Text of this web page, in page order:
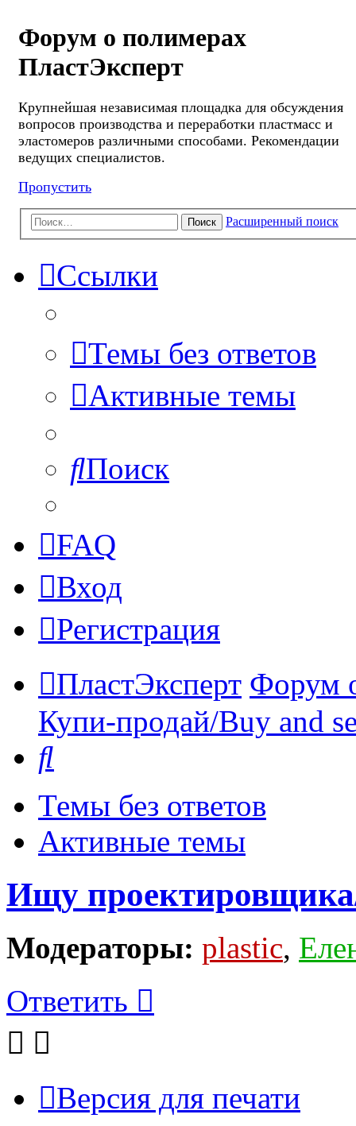
Форум о полимерах
ПластЭксперт
Крупнейшая независимая площадка для обсуждения
вопросов производства и переработки пластмасс и
эластомеров различными способами. Рекомендации
ведущих специалистов.
Пропустить
Поиск Расширенный поиск
Ссылки
Темы без ответов
Активные темы
Поиск
FAQ
Вход
Регистрация
ПластЭксперт Форум
Купи-продай/Buy and
Темы без ответов
Активные темы
Ищу
Модераторы: plastic,
Ответить
Версия для печати